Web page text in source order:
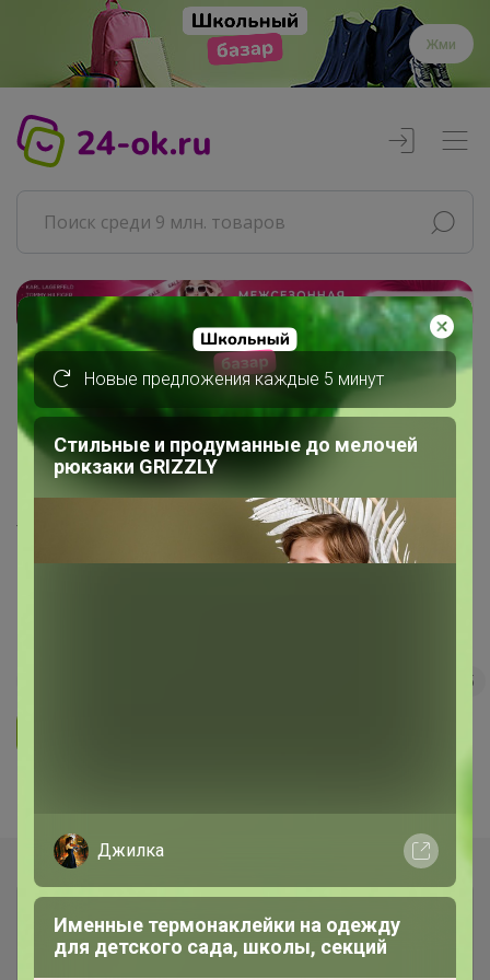
Жми
Реклама
Главная
Совместные покупки
АРХИВ СП
РАЗНОЕ
Удобрения, регуляторы роста,
грунты и прочее ❗ без транспортных
5
Показаны записи1-2из2.
Новые предложения каждые 5 минут
Стильные и продуманные до мелочей
рюкзаки GRIZZLY
Джилка
Именные термонаклейки на одежду
для детского сада, школы, секций